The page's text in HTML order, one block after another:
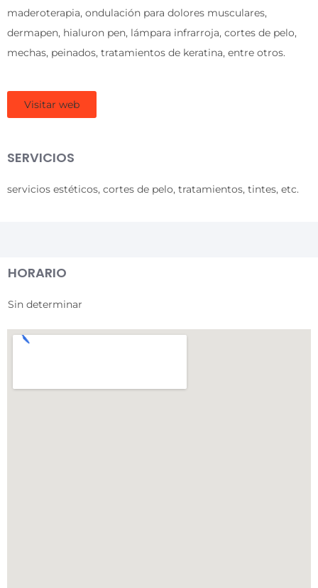
maderoterapia, ondulación para dolores musculares,
dermapen, hialuron pen, lámpara infrarroja, cortes de pelo,
mechas, peinados, tratamientos de keratina, entre otros.
Visitar web
SERVICIOS
servicios estéticos, cortes de pelo, tratamientos, tintes, etc.
HORARIO
Sin determinar